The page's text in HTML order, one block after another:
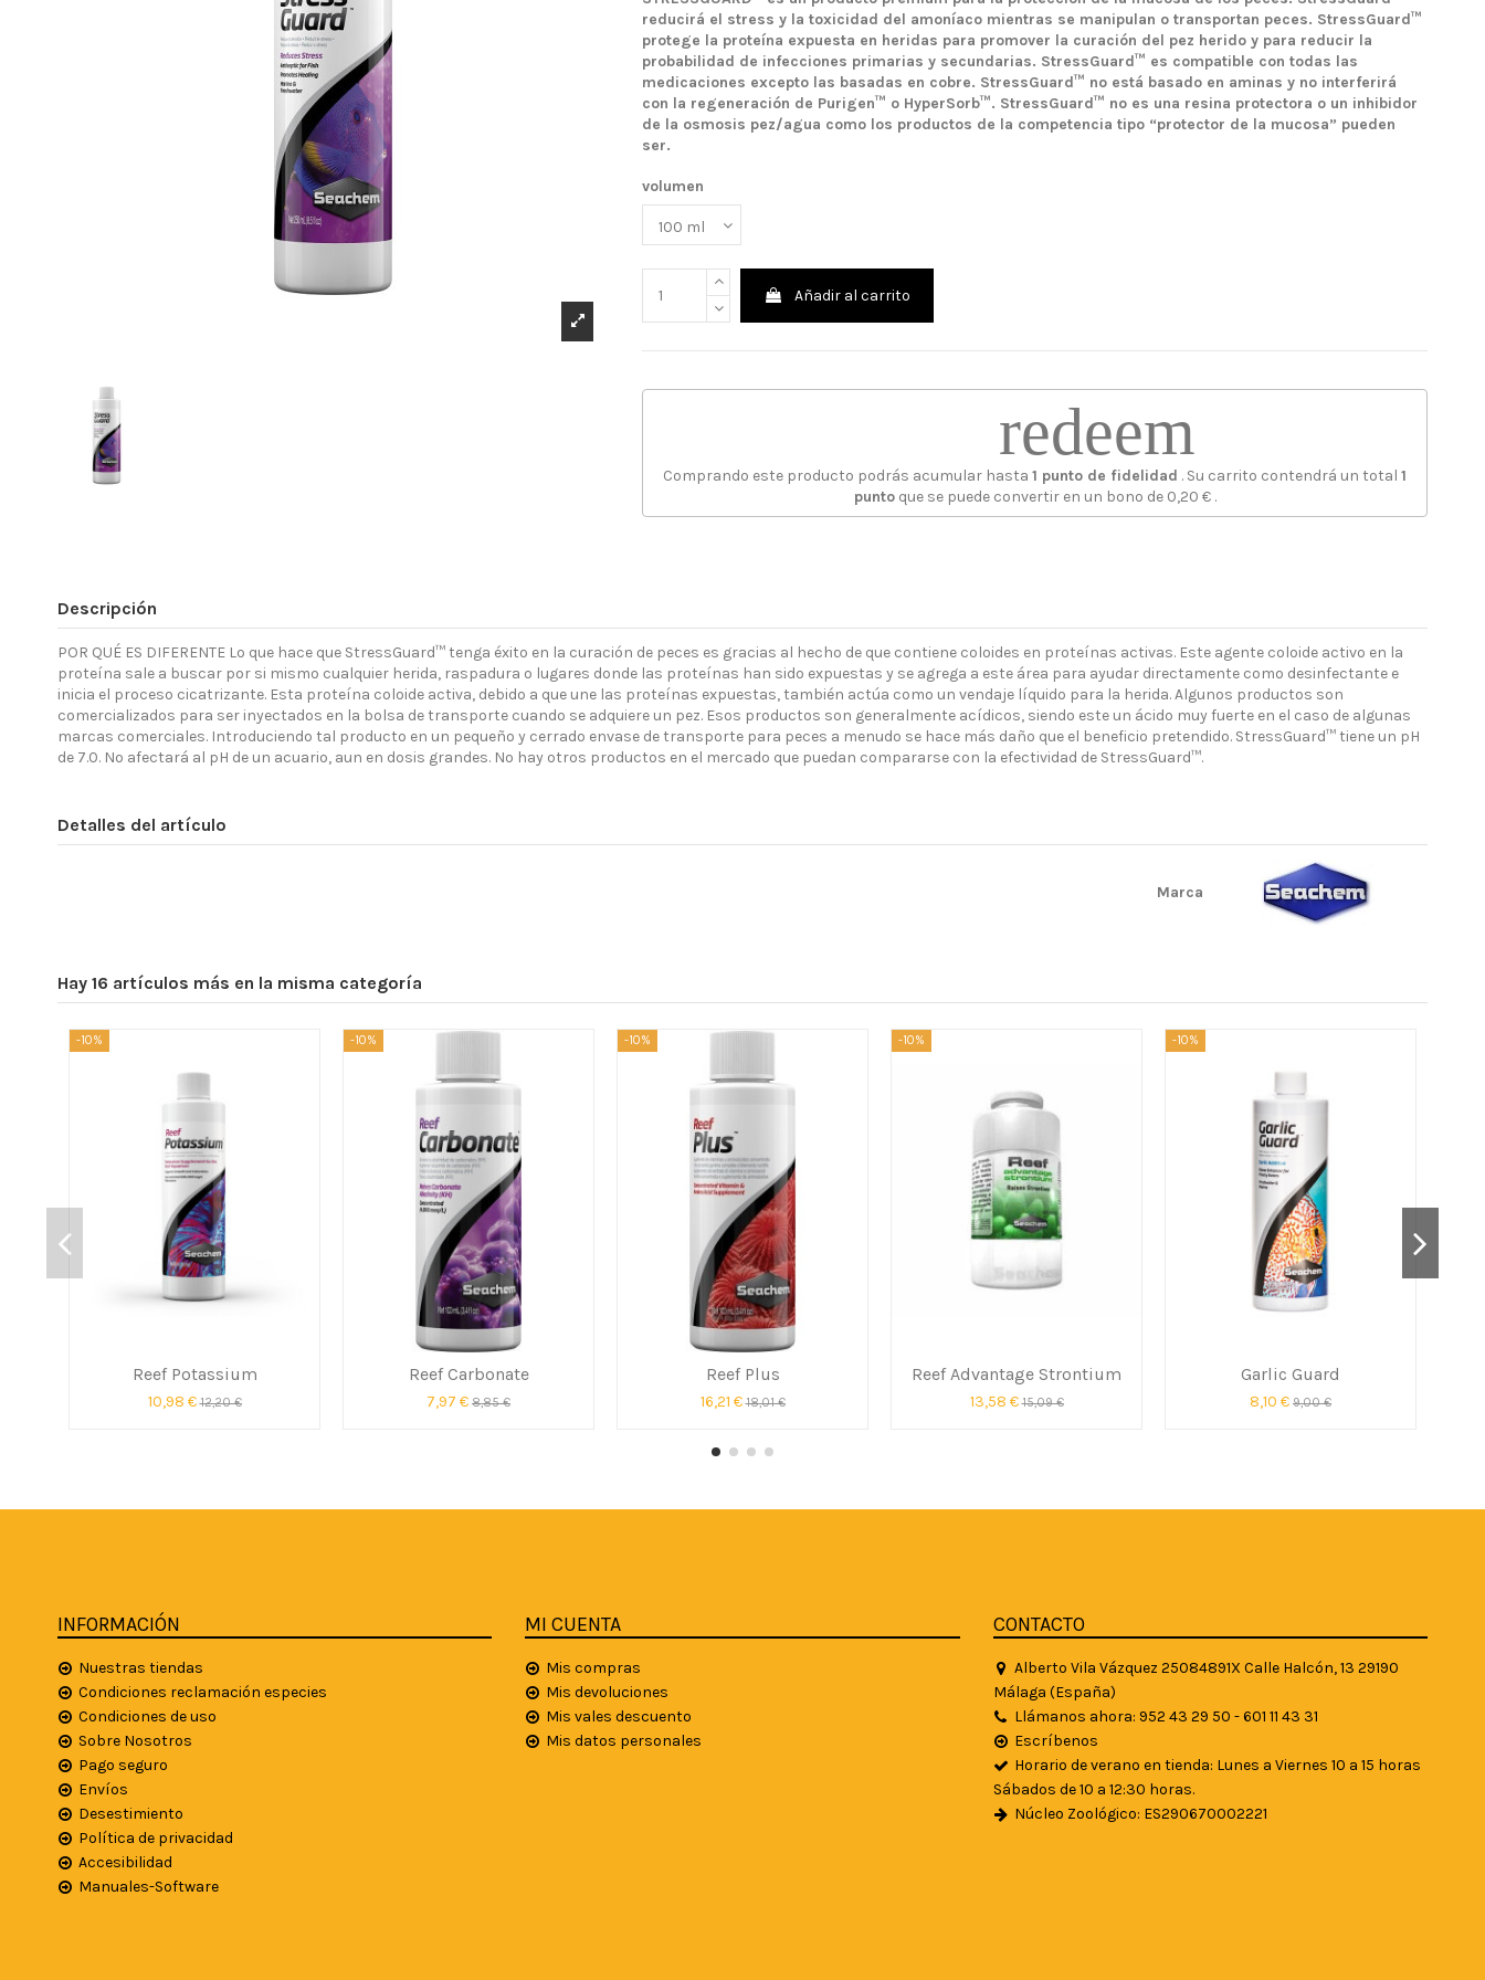
reducirá el stress y la toxicidad del amoníaco mientras se manipulan o transportan peces. StressGuard™
protege la proteína expuesta en heridas para promover la curación del pez herido y para reducir la
probabilidad de infecciones primarias y secundarias. StressGuard™ es compatible con todas las
medicaciones excepto las basadas en cobre. StressGuard™ no está basado en aminas y no interferirá
con la regeneración de Purigen™ o HyperSorb™. StressGuard™ no es una resina protectora o un inhibidor
de la osmosis pez/agua como los productos de la competencia tipo “protector de la mucosa” pueden
ser.
volumen
Añadir al carrito
redeem
Comprando este producto podrás acumular hasta1 punto de fidelidad . Su carrito contendrá un total1
puntoque se puede convertir en un bono de 0,20 €.
Descripción
POR QUÉ ES DIFERENTE Lo que hace que StressGuard™ tenga éxito en la curación de peces es gracias al hecho de que contiene coloides en proteínas activas. Este agente coloide activo en la
proteína sale a buscar por si mismo cualquier herida, raspadura o lugares donde las proteínas han sido expuestas y se agrega a este área para ayudar directamente como desinfectante e
inicia el proceso cicatrizante. Esta proteína coloide activa, debido a que une las proteínas expuestas, también actúa como un vendaje líquido para la herida. Algunos productos son
comercializados para ser inyectados en la bolsa de transporte cuando se adquiere un pez. Esos productos son generalmente acídicos, siendo este un ácido muy fuerte en el caso de algunas
marcas comerciales. Introduciendo tal producto en un pequeño y cerrado envase de transporte para peces a menudo se hace más daño que el beneficio pretendido. StressGuard™ tiene un pH
de 7.0. No afectará al pH de un acuario, aun en dosis grandes. No hay otros productos en el mercado que puedan compararse con la efectividad de StressGuard™.
Detalles del artículo
Marca
Hay 16 artículos más en la misma categoría
-10%
Reef Potassium
10,98 €12,20 €
-10%
Reef Carbonate
7,97 € 8,85 €
-10%
Reef Plus
16,21 €18,01 €
-10%
Reef Advantage Strontium
13,58 €15,09 €
-10%
Garlic Guard
8,10 € 9,00 €
INFORMACIÓN
Nuestras tiendas
Condiciones reclamación especies
Condiciones de uso
Sobre Nosotros
Pago seguro
Envíos
Desestimiento
Política de privacidad
Accesibilidad
Manuales-Software
MI CUENTA
Mis compras
Mis devoluciones
Mis vales descuento
Mis datos personales
CONTACTO
Alberto Vila Vázquez 25084891X Calle Halcón, 13 29190
Málaga (España)
Llámanos ahora: 952 43 29 50 - 601 11 43 31
Escríbenos
Horario de verano en tienda: Lunes a Viernes 10 a 15 horas
Sábados de 10 a 12:30 horas.
Núcleo Zoológico: ES290670002221